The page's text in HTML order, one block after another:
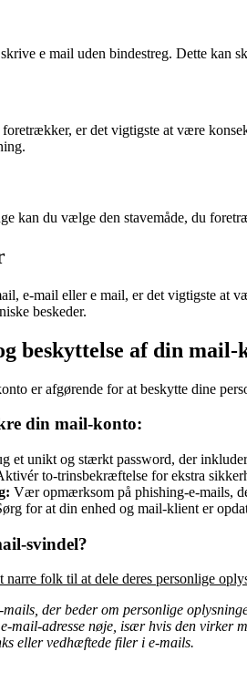
e mail uden bindestreg. Dette kan
er det vigtigste at være
kan du vælge den stavemåde, du
e-mail eller e mail, er det vigtigste at
beskeder.
beskyttelse af din mail-
er afgørende for at beskytte dine
din mail-konto:
et unikt og stærkt password, der
to-trinsbekræftelse for ekstra
Vær opmærksom på phishing-e-mails,
for at din enhed og mail-klient er
svindel?
folk til at dele deres personlige
der beder om personlige
mail-adresse nøje, især hvis den virker
eller vedhæftede filer i e-mails.